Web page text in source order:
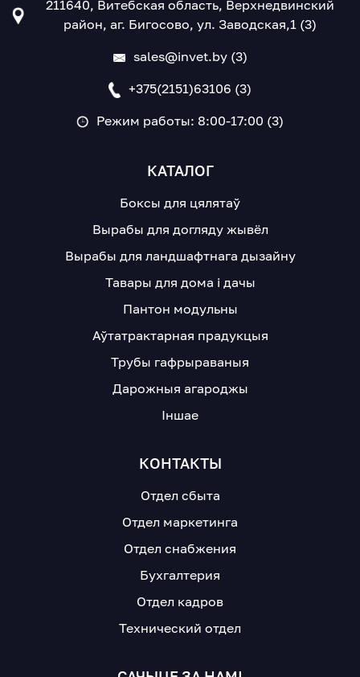
211640, Витебская область, Верхнедвинский
район, аг. Бигосово, ул. Заводская,1 (3)
sales@invet.by (3)
+375(2151)63106 (3)
Режим работы: 8:00-17:00 (3)
КАТАЛОГ
Боксы для цялятаў
Вырабы для догляду жывёл
Вырабы для ландшафтнага дызайну
Тавары для дома і дачы
Пантон модульны
Аўтатрактарная прадукцыя
Трубы гафрыраваныя
Дарожныя агароджы
Іншае
КОНТАКТЫ
Отдел сбыта
Отдел маркетинга
Отдел снабжения
Бухгалтерия
Отдел кадров
Технический отдел